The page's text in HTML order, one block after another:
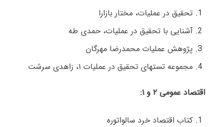
تحقیق در عملیات، مختار بازارا
آشنایی با تحقیق در عملیات، حمدی طه
پژوهش عملیات محمدرضا مهرگان
مجموعه تست­های تحقیق در عملیات ۱، زاهدی سرشت
اقتصاد عمومی ۲ و ۱:
کتاب اقتصاد خرد سالواتوره